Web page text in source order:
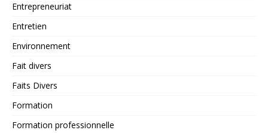
Entrepreneuriat
Entretien
Environnement
Fait divers
Faits Divers
Formation
Formation professionnelle